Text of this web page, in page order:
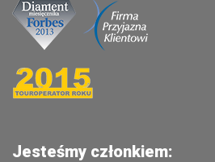
Jesteśmy członkiem: